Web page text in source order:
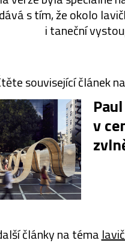
s tím, že okolo
i taneční
související článek
v
články na téma